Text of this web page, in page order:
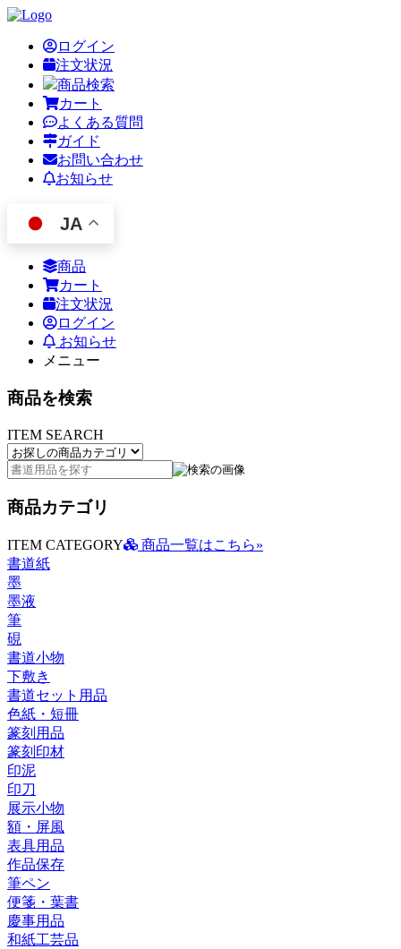
ログイン
注文状況
商品検索
カート
よくある質問
ガイド
お問い合わせ
お知らせ
JA
商品
カート
注文状況
ログイン
お知らせ
メニュー
商品を検索
ITEM SEARCH
商品カテゴリ
ITEM CATEGORY
商品一覧はこちら»
書道紙
墨
墨液
筆
硯
書道小物
下敷き
書道セット用品
色紙・短冊
篆刻用品
篆刻印材
印泥
印刀
展示小物
額・屏風
表具用品
作品保存
筆ペン
便箋・葉書
慶事用品
和紙工芸品